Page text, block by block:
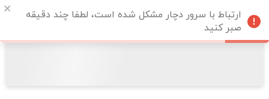
ارتباط با سرور دچار مشکل شده است، لطفا چند دقیقه
صبر کنید